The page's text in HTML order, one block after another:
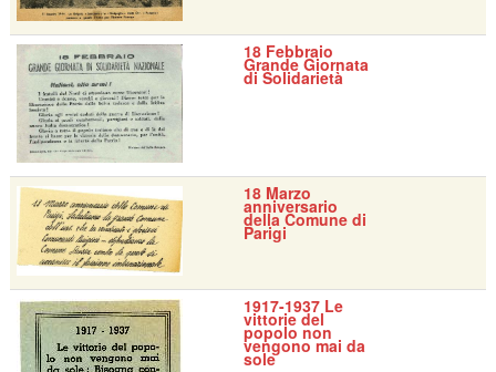
18 Febbraio
Grande Giornata
di Solidarietà
18 Marzo
anniversario
della Comune di
Parigi
1917-1937 Le
vittorie del
popolo non
vengono mai da
sole